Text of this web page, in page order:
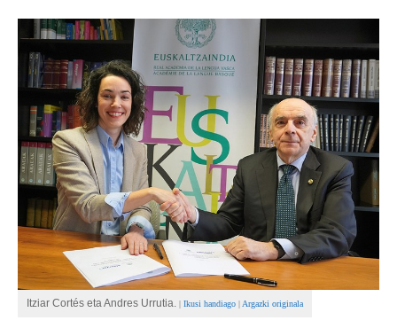
BEREZIAK
ARGAZKIAK
... AUKERA GEHIAGO
Itziar Cortés eta Andres Urrutia. | Ikusi handiago | Argazki originala